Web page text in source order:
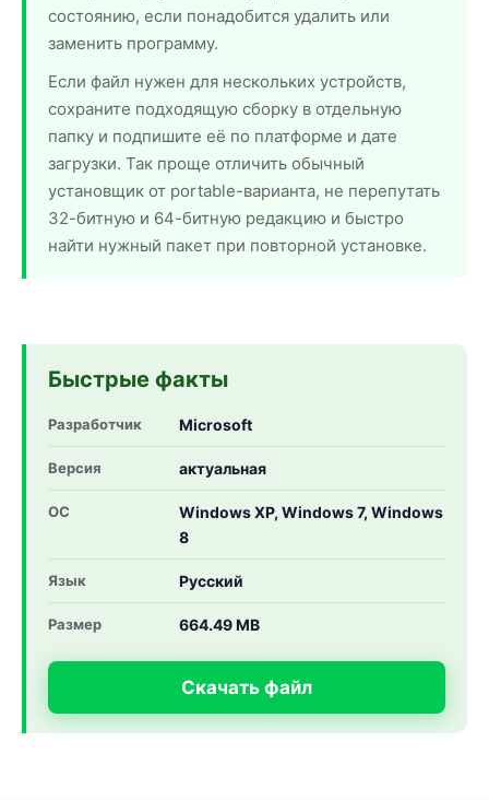
состоянию, если понадобится удалить или
заменить программу.
Если файл нужен для нескольких устройств,
сохраните подходящую сборку в отдельную
папку и подпишите её по платформе и дате
загрузки. Так проще отличить обычный
установщик от portable-варианта, не перепутать
32-битную и 64-битную редакцию и быстро
найти нужный пакет при повторной установке.
Быстрые факты
Разработчик Microsoft
Версия актуальная
ОС
Windows XP, Windows 7, Windows
8
Язык Русский
Размер 664.49 MB
Скачать файл